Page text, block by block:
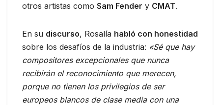
otros artistas como Sam Fender y CMAT.
En su discurso, Rosalía habló con honestidad
sobre los desafíos de la industria: «Sé que hay
compositores excepcionales que nunca
recibirán el reconocimiento que merecen,
porque no tienen los privilegios de ser
europeos blancos de clase media con una